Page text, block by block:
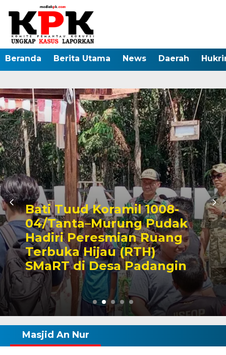
Beranda Berita Utama News Daerah
VIRAL, Diduga Galian C
Ilegal Masih Beroperasi
Bebas, Aparat Penegak
Hukum Bungkam
Masjid An Nur